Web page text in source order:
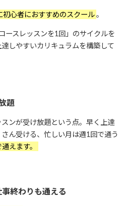
初心者におすすめのスクール。
ースレッスンを1回」のサイクルを
しやすいカリキュラムを構築して
題
ンが受け放題という点。早く上達
ん受ける、忙しい月は週1回で通う
えます。
終わりも通える